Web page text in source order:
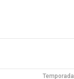
Temporada